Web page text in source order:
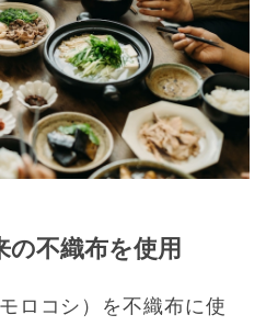
の不織布を使用
ロコシ）を不織布に使